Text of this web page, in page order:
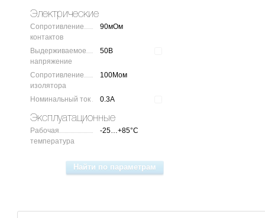
Электрические
Сопротивление
контактов
90мОм
Выдерживаемое
напряжение
50В
Сопротивление
изолятора
100Мом
Номинальный ток 0.3А
Эксплуатационные
Рабочая
температура
-25…+85°C